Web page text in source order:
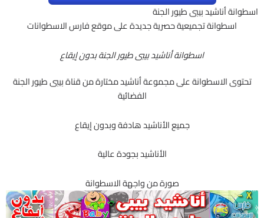
اسطوانة أناشيد بيبى طيور الجنة
اسطوانة تجميعية حصرية جديدة على موقع فارس الاسطوانات
اسطوانة أناشيد بيبى طيور الجنة بدون إيقاع
تحتوى الاسطوانة على مجموعة أناشيد مختارة من قناة بيبى طيور الجنة
الفضائية
جميع الأناشيد هادفة وبدون إيقاع
الأناشيد بجودة عالية
صورة من واجهة الاسطوانة